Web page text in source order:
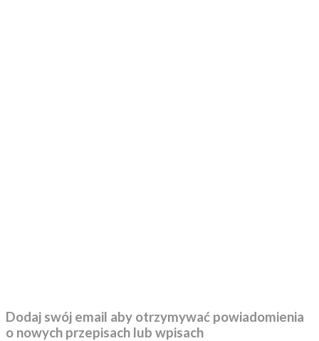
Dodaj swój email aby otrzymywać powiadomienia
o nowych przepisach lub wpisach